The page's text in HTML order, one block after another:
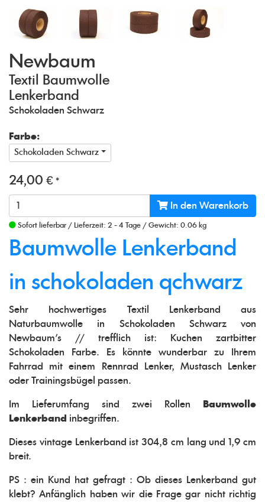
Newbaum
Textil Baumwolle
Lenkerband
Schokoladen Schwarz
Farbe:
Schokoladen Schwarz
24,00 € *
In den Warenkorb
Sofort lieferbar / Lieferzeit: 2 - 4 Tage / Gewicht: 0.06 kg
Baumwolle Lenkerband
in schokoladen qchwarz
Sehr hochwertiges Textil Lenkerband aus
Naturbaumwolle in Schokoladen Schwarz von
Newbaum's // trefflich ist: Kuchen zartbitter
Schokoladen Farbe. Es könnte wunderbar zu Ihrem
Fahrrad mit einem Rennrad Lenker, Mustasch Lenker
oder Trainingsbügel passen.
Im Lieferumfang sind zwei Rollen
Baumwolle
Lenkerband inbegriffen.
Dieses vintage Lenkerband ist 304,8 cm lang und 1,9 cm
breit.
PS : ein Kund hat gefragt : Ob dieses Lenkerband gut
klebt? Anfänglich haben wir die Frage gar nicht richtig